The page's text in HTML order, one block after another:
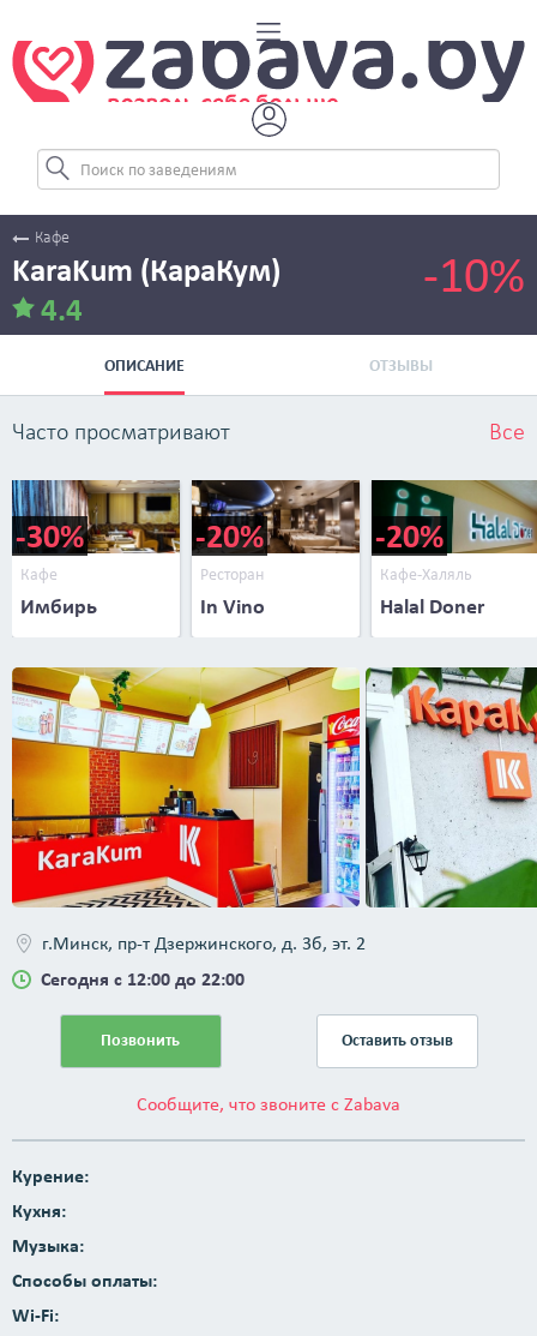
Кафе
KaraKum (КараКум)
4.4
-10%
ОПИСАНИЕ ОТЗЫВЫ
Часто просматривают Все
-30%
Кафе
Имбирь
-20%
Ресторан
In Vino
-20%
Кафе-Халяль
Halal Doner
г.Минск, пр-т Дзержинского, д. 3б, эт. 2
Сегодня с 12:00 до 22:00
Позвонить Оставить отзыв
Сообщите, что звоните с Zabava
Курение:
Кухня:
Музыка:
Способы оплаты:
Wi-Fi: